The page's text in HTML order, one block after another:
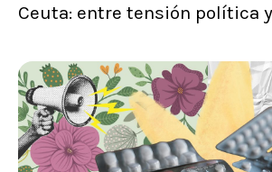
Ceuta: entre tensión política